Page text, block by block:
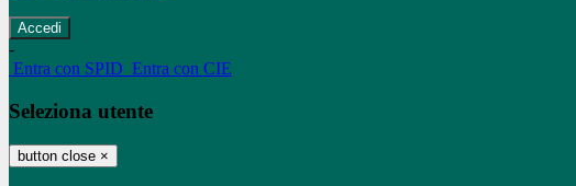
-
Entra con SPID Entra con CIE
Seleziona utente
button close ×